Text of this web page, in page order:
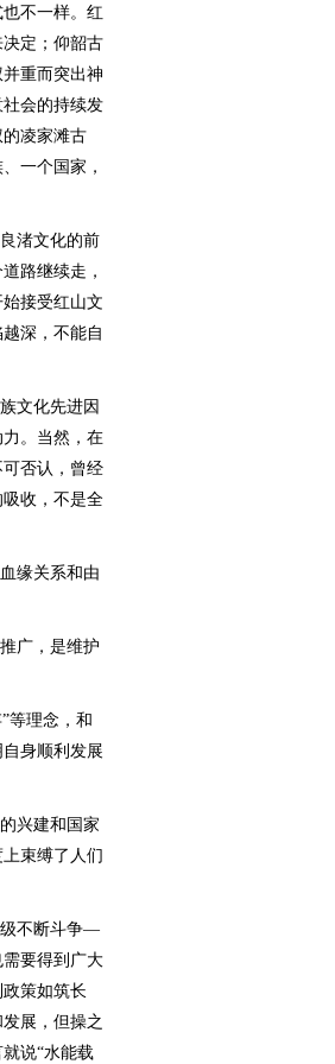
不一样。红
定；仰韶古
重而突出神
会的持续发
凌家滩古
一个国家，
渚文化的前
路继续走，
接受红山文
深，不能自
文化先进因
。当然，在
否认，曾经
收，不是全
缘关系和由
广，是维护
等理念，和
身顺利发展
兴建和国家
束缚了人们
不断斗争—
要得到广大
策如筑长
展，但操之
说“水能载